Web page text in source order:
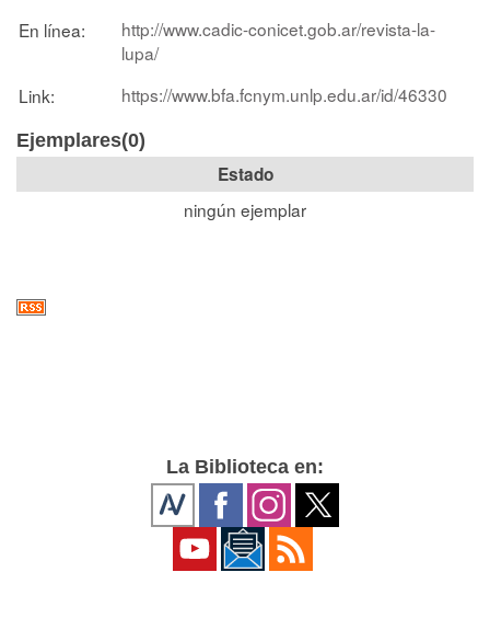
En línea:
http://www.cadic-conicet.gob.ar/revista-la-
lupa/
Link:
https://www.bfa.fcnym.unlp.edu.ar/id/46330
Ejemplares(0)
Estado
ningún ejemplar
La Biblioteca en: